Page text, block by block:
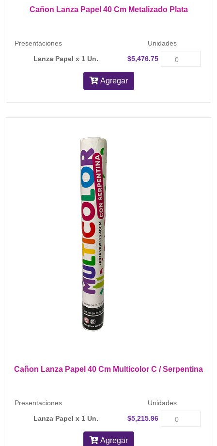
Cañon Lanza Papel 40 Cm Metalizado Plata
Presentaciones
Unidades
Lanza Papel x 1 Un.
$5,476.75
Agregar
Cañon Lanza Papel 40 Cm Multicolor C / Serpentina
Presentaciones
Unidades
Lanza Papel x 1 Un.
$5,215.96
Agregar